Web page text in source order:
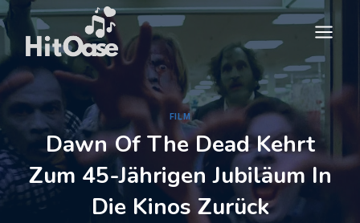
Zum
Inhalt
springen
FILM
Dawn Of The Dead Kehrt
Zum 45-Jährigen Jubiläum In
Die Kinos Zurück